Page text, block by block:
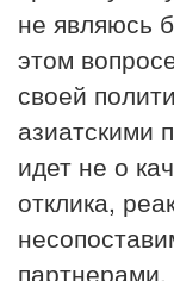
не являюсь
этом
своей
азиатскими
идет не о
отклика,